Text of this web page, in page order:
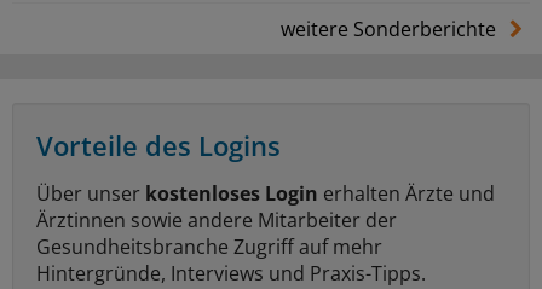
weitere Sonderberichte
Vorteile des Logins
Über unser kostenloses Login erhalten Ärzte und
Ärztinnen sowie andere Mitarbeiter der
Gesundheitsbranche Zugriff auf mehr
Hintergründe, Interviews und Praxis-Tipps.